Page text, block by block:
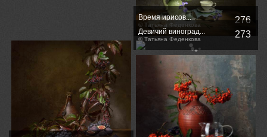
Время ирисов...
© Татьяна Феденкова 276
Девичий виноград...
© Татьяна Феденкова 273